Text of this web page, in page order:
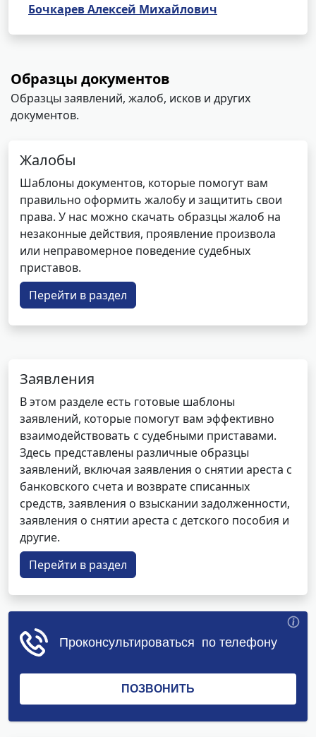
Бочкарев Алексей Михайлович
Образцы документов
Образцы заявлений, жалоб, исков и других
документов.
Жалобы
Шаблоны документов, которые помогут вам
правильно оформить жалобу и защитить свои
права. У нас можно скачать образцы жалоб на
незаконные действия, проявление произвола
или неправомерное поведение судебных
приставов.
Перейти в раздел
Заявления
В этом разделе есть готовые шаблоны
заявлений, которые помогут вам эффективно
взаимодействовать с судебными приставами.
Здесь представлены различные образцы
заявлений, включая заявления о снятии ареста с
банковского счета и возврате списанных
средств, заявления о взыскании задолженности,
заявления о снятии ареста с детского пособия и
другие.
Перейти в раздел